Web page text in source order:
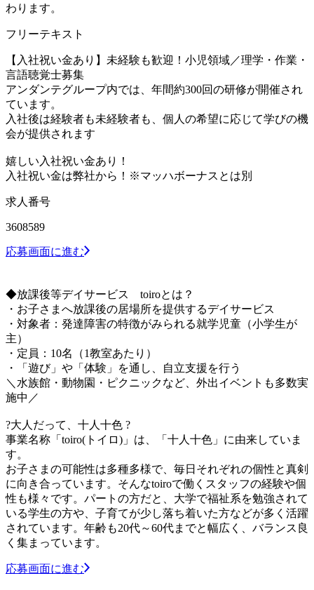
わります。
フリーテキスト
【入社祝い金あり】未経験も歓迎！小児領域／理学・作業・
言語聴覚士募集
アンダンテグループ内では、年間約300回の研修が開催され
ています。
入社後は経験者も未経験者も、個人の希望に応じて学びの機
会が提供されます
嬉しい入社祝い金あり！
入社祝い金は弊社から！※マッハボーナスとは別
求人番号
3608589
応募画面に進む
◆放課後等デイサービス toiroとは？
・お子さまへ放課後の居場所を提供するデイサービス
・対象者：発達障害の特徴がみられる就学児童（小学生が
主）
・定員：10名（1教室あたり）
・「遊び」や「体験」を通し、自立支援を行う
＼水族館・動物園・ピクニックなど、外出イベントも多数実
施中／
?大人だって、十人十色 ?
事業名称「toiro(トイロ)」は、「十人十色」に由来していま
す。
お子さまの可能性は多種多様で、毎日それぞれの個性と真剣
に向き合っています。そんなtoiroで働くスタッフの経験や個
性も様々です。パートの方だと、大学で福祉系を勉強されて
いる学生の方や、子育てが少し落ち着いた方などが多く活躍
されています。年齢も20代～60代までと幅広く、バランス良
く集まっています。
応募画面に進む